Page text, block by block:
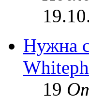
Нужна
19